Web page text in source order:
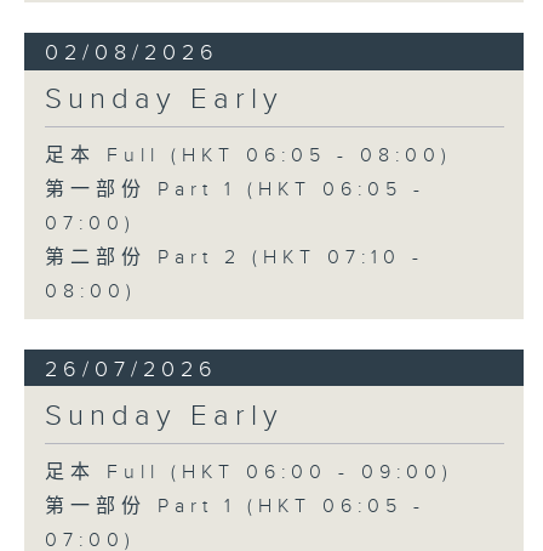
02/08/2026
Sunday Early
足本 Full (HKT 06:05 - 08:00)
第一部份 Part 1 (HKT 06:05 -
07:00)
第二部份 Part 2 (HKT 07:10 -
08:00)
26/07/2026
Sunday Early
足本 Full (HKT 06:00 - 09:00)
第一部份 Part 1 (HKT 06:05 -
07:00)